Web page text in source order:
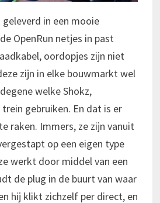
in een mooie
OpenRun netjes in past
oordopjes zijn niet
zijn in elke bouwmarkt wel
welke Shokz,
gebruiken. En dat is er
raken. Immers, ze zijn vanuit
op een eigen type
werkt door middel van een
de plug in de buurt van waar
hij klikt zichzelf per direct, en